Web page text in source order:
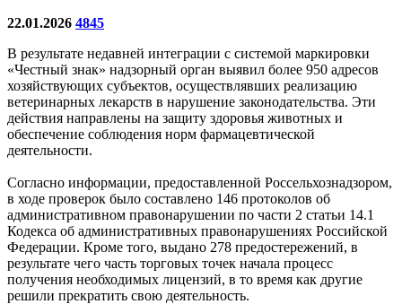
22.01.2026 4845
В результате недавней интеграции с системой маркировки
«Честный знак» надзорный орган выявил более 950 адресов
хозяйствующих субъектов, осуществлявших реализацию
ветеринарных лекарств в нарушение законодательства. Эти
действия направлены на защиту здоровья животных и
обеспечение соблюдения норм фармацевтической
деятельности.
Согласно информации, предоставленной Россельхознадзором,
в ходе проверок было составлено 146 протоколов об
административном правонарушении по части 2 статьи 14.1
Кодекса об административных правонарушениях Российской
Федерации. Кроме того, выдано 278 предостережений, в
результате чего часть торговых точек начала процесс
получения необходимых лицензий, в то время как другие
решили прекратить свою деятельность.